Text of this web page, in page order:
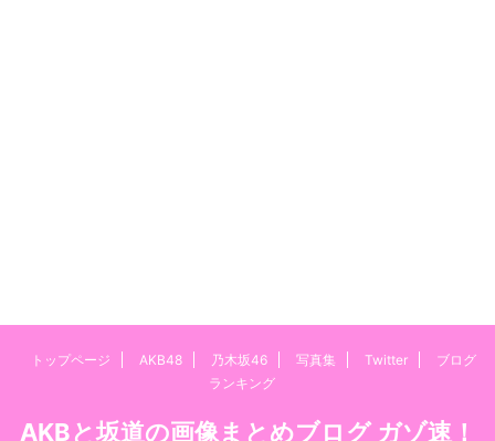
トップページ AKB48 乃木坂46 写真集 Twitter
ブログ
ランキング
AKBと坂道の画像まとめブログ ガゾ速！